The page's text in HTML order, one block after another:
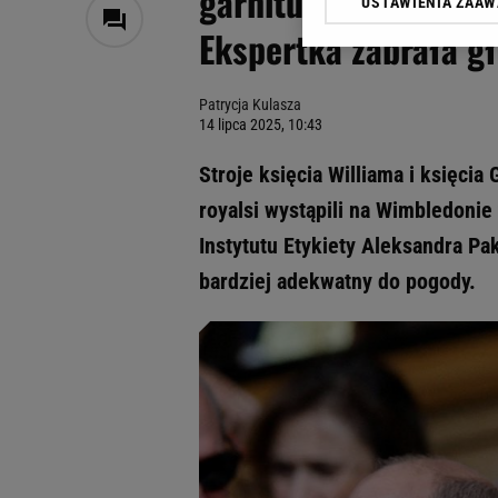
Ekspertka zabrała
Patrycja Kulasza
14 lipca 2025, 10:43
Stroje księcia Williama i księcia
royalsi wystąpili na
Instytutu Etykiety Aleksandra
bardziej adekwatny do pogody.
Klikając „Akceptuję”
dotyczące plików
Użycie dokładnych
Przechowywanie
badnie odbiorców i